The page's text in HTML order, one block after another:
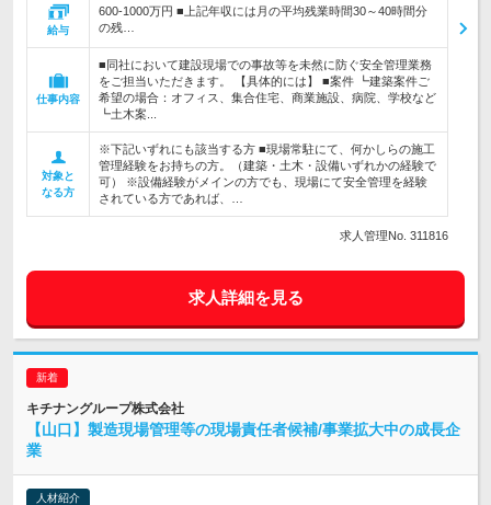
給与
600-1000万円 ■上記年収には月の平均残業時間30～40時間分
の残…
仕事内容
■同社において建設現場での事故等を未然に防ぐ安全管理業務
をご担当いただきます。 【具体的には】 ■案件 ┗建築案件ご
希望の場合：オフィス、集合住宅、商業施設、病院、学校など
┗土木案...
対象と
なる方
※下記いずれにも該当する方 ■現場常駐にて、何かしらの施工
管理経験をお持ちの方。（建築・土木・設備いずれかの経験で
可） ※設備経験がメインの方でも、現場にて安全管理を経験
されている方であれば、…
求人管理No. 311816
求人詳細を見る
キチナングループ株式会社
【山口】製造現場管理等の現場責任者候補/事業拡大中の成長企
業
人材紹介